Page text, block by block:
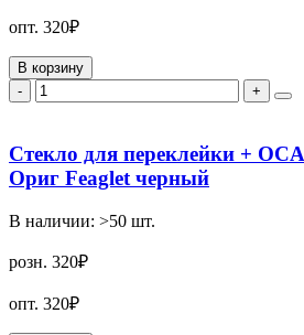
опт. 320₽
В корзину
-
+
Стекло для переклейки +
Ориг Feaglet черный
В наличии: >50 шт.
розн. 320₽
опт. 320₽